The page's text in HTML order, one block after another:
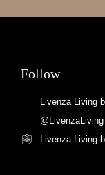
Follow
Livenza Living
@LivenzaLiving
Livenza Living